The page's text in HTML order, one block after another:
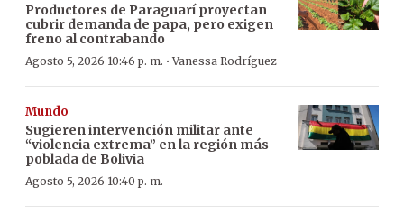
Productores de Paraguarí proyectan
cubrir demanda de papa, pero exigen
freno al contrabando
Agosto 5, 2026 10:46 p. m. ·Vanessa Rodríguez
Mundo
Sugieren intervención militar ante
“violencia extrema” en la región más
poblada de Bolivia
Agosto 5, 2026 10:40 p. m.